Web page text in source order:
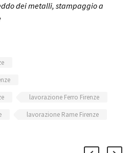
dei metalli, stampaggio a
lavorazione Ferro Firenze
lavorazione Rame Firenze